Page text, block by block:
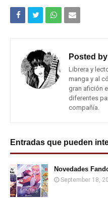
Posted
Librera y
manga y al
gran afición
diferentes
compañía.
Entradas que pueden
Novedades
September 18,